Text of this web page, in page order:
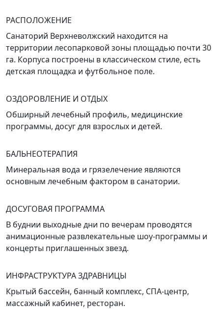
РАСПОЛОЖЕНИЕ
Санаторий Верхневолжский находится на
территории лесопарковой зоны площадью почти 30
га. Корпуса построены в классическом стиле, есть
детская площадка и футбольное поле.
ОЗДОРОВЛЕНИЕ И ОТДЫХ
Обширный лечебный профиль, медицинские
программы, досуг для взрослых и детей.
БАЛЬНЕОТЕРАПИЯ
Минеральная вода и грязелечение являются
основным лечебным фактором в санатории.
ДОСУГОВАЯ ПРОГРАММА
В буднии выходные дни по вечерам проводятся
анимационные развлекательные шоу-программы и
концерты приглашенных звезд.
ИНФРАСТРУКТУРА ЗДРАВНИЦЫ
Крытый бассейн, банный комплекс, СПА-центр,
массажный кабинет, ресторан.